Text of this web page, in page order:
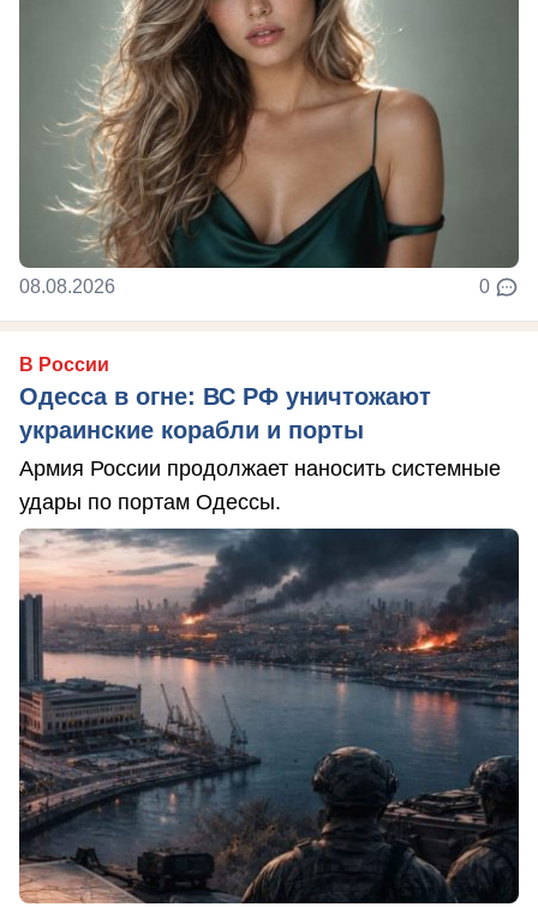
08.08.2026 0
В России
Одесса в огне: ВС РФ уничтожают
украинские корабли и порты
Армия России продолжает наносить системные
удары по портам Одессы.